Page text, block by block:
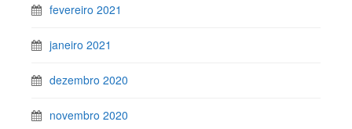
fevereiro 2021
janeiro 2021
dezembro 2020
novembro 2020